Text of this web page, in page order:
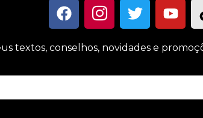
textos, conselhos, novidades e